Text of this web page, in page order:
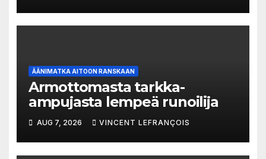
ÄÄNIMATKA AITOON RANSKAAN
Armottomasta tarkka-
ampujasta lempeä runoilija
AUG 7, 2026 VINCENT LEFRANÇOIS